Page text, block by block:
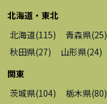
北海道・東北
北海道(115) 青森県(25)
秋田県(27) 山形県(24)
関東
茨城県(104) 栃木県(80)